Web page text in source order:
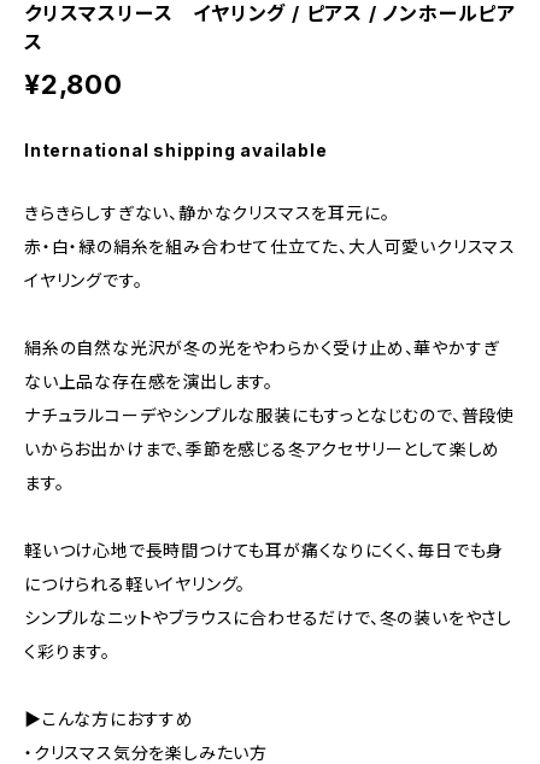
クリスマスリース イヤリング / ピアス / ノンホールピア
ス
¥2,800
International shipping available
きらきらしすぎない、静かなクリスマスを耳元に。
赤・白・緑の絹糸を組み合わせて仕立てた、大人可愛いクリスマス
イヤリングです。
絹糸の自然な光沢が冬の光をやわらかく受け止め、華やかすぎ
ない上品な存在感を演出します。
ナチュラルコーデやシンプルな服装にもすっとなじむので、普段使
いからお出かけまで、季節を感じる冬アクセサリーとして楽しめ
ます。
軽いつけ心地で長時間つけても耳が痛くなりにくく、毎日でも身
につけられる軽いイヤリング。
シンプルなニットやブラウスに合わせるだけで、冬の装いをやさし
く彩ります。
▶こんな方におすすめ
・クリスマス気分を楽しみたい方